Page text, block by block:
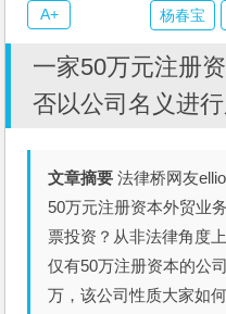
一家50万元注册
否以公司名义进
文章摘要 法律桥网友
50万元注册资本外贸业
票投资？从非法律角度
仅有50万注册资本的公
万，该公司性质大家如
杨春宝
A+